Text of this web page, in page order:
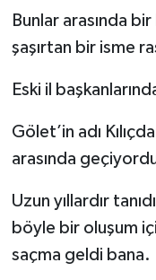
Bunlar arasında
şaşırtan bir isme
Eski il
Gölet’in adı
arasında
Uzun yıllardır
böyle bir oluşum
saçma geldi bana.